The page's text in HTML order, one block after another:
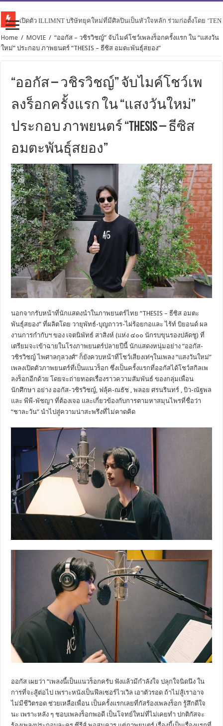
เปิดตัว ILLIMNT บริษัทยุคใหม่ที่มีศิลปินเป็นหัวใจหลัก ร่วมก่อตั้งโดย
Home / MOVIE / “ออกัส – วชิรวิชญ์” จับไมค์โชว์เพลงร็อกครั้งแรก ใน “แสงวัน
ใหม่” ประกอบ ภาพยนตร์ “THESIS – ธีซิส อมตะพันธุ์สยอง”
“ออกัส – วชิรวิชญ์” จับไมค์โชว์เพ
ลงร็อกครั้งแรก ใน “แสงวันใหม่”
ประกอบ ภาพยนตร์ “THESIS – ธีซิส
อมตะพันธุ์สยอง”
นอกจากรับหน้าที่นักแสดงนำในภาพยนตร์ไทย “THESIS – ธีซิส อมตะ
พันธุ์สยอง” ที่ผลิตโดย วายุพัทธ์-บุญถาวร-ไผ่ร้อยกอและ ไร้ท์ บิยอนด์ ผล
งานการกำกับฯ ของ เจตนิพัทธ์ สาสิงห์ (แห่ง ๔๐๐ นักรบขุนรองปลัดชู) ที่
เตรียมจะเข้าฉายในโรงภาพยนตร์ปลายปีนี้ นักแสดงหนุ่มอย่าง “ออกัส-
วชิรวิชญ์ ไพศาลกุลวงศ์” ก็ยังควบหน้าที่โชว์เสียงเท่ๆในเพลง “แสงวันใหม่”
เพลงเปิดตัวภาพยนตร์ที่เป็นแนวร็อก ซึ่งเป็นครั้งแรกที่ออกัสได้โชว์สกิลเพ
ลงร็อกอีกด้วย โดยจะถ่ายทอดเรื่องราวความสัมพันธ์ ของกลุ่มเพื่อน
นักศึกษา อย่าง ออกัส-วชิรวิชญ์, ฟลุ้ค-ณธัช , พลอย ศรนรินทร์ , บิว-ณัฐพล
และ พีพี-พัชญา ที่ต้องเจอ และเกี่ยวข้องกับการตามหาสมุนไพรที่ชื่อว่า
“ชาละวัน” นำไปสู่ความน่าสะพรึงที่ไม่คาดคิด
ออกัส เผยว่า “เพลงนี้เป็นแนวร็อกครับ ฟังแล้วมีกำลังใจ ปลุกใจนิดนึง ใน
การที่จะสู้ต่อไป เพราะหนังเป็นฟีลเซอร์ไวเวิล เอาตัวรอด ถ้าไม่สู้เราอาจ
ไม่มีชีวิตรอด ช่วยเหลือเพื่อน เป็นครั้งแรกเลยที่กัสร้องเพลงร็อก รู้สึกดีใจ
นะ เพราะหลัง ๆ ชอบเพลงร็อกพอดี เป็นโจทย์ใหม่ที่ไม่เคยทำ ปกติกัสจะ